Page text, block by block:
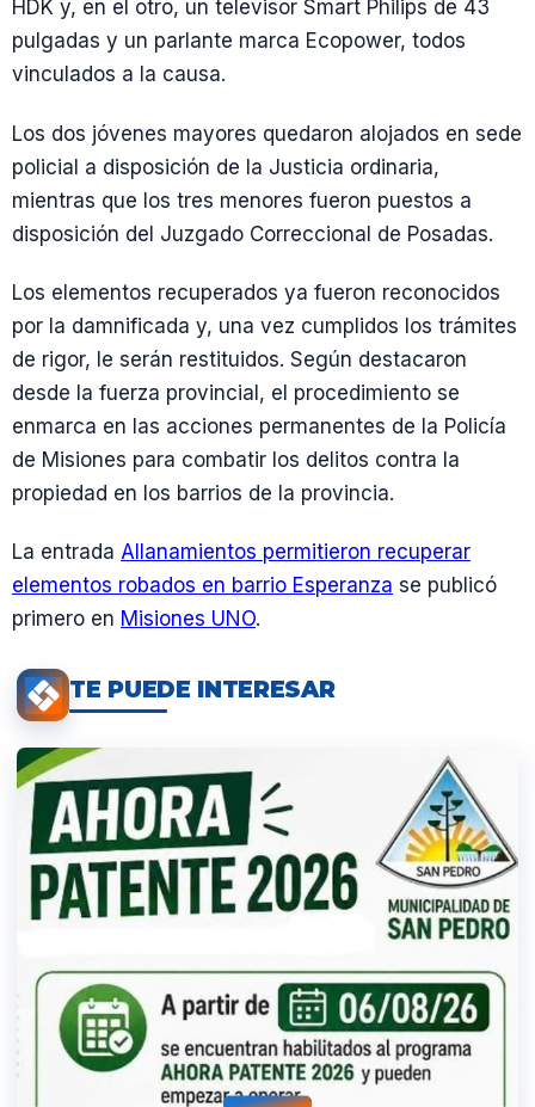
HDK y, en el otro, un televisor Smart Philips de 43
pulgadas y un parlante marca Ecopower, todos
vinculados a la causa.
Los dos jóvenes mayores quedaron alojados en sede
policial a disposición de la Justicia ordinaria,
mientras que los tres menores fueron puestos a
disposición del Juzgado Correccional de Posadas.
Los elementos recuperados ya fueron reconocidos
por la damnificada y, una vez cumplidos los trámites
de rigor, le serán restituidos. Según destacaron
desde la fuerza provincial, el procedimiento se
enmarca en las acciones permanentes de la Policía
de Misiones para combatir los delitos contra la
propiedad en los barrios de la provincia.
La entrada Allanamientos permitieron recuperar
elementos robados en barrio Esperanza se publicó
primero en Misiones UNO.
TE PUEDE INTERESAR